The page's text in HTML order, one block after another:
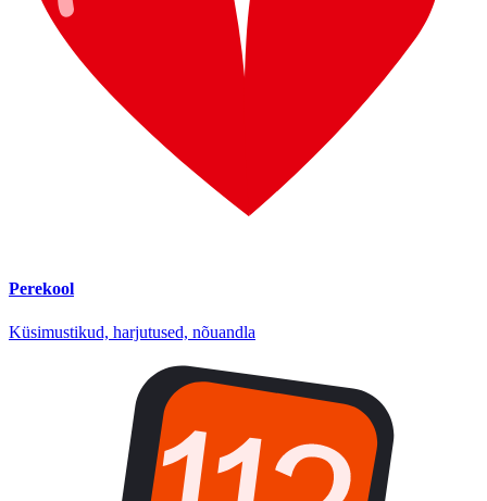
Perekool
Küsimustikud, harjutused, nõuandla